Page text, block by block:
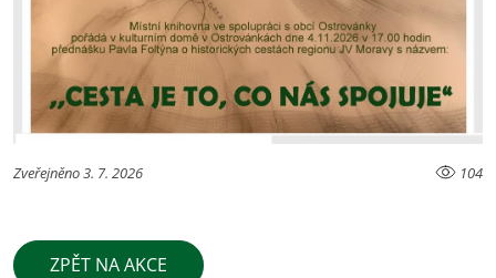
Zveřejněno 3. 7. 2026 104
ZPĚT NA AKCE